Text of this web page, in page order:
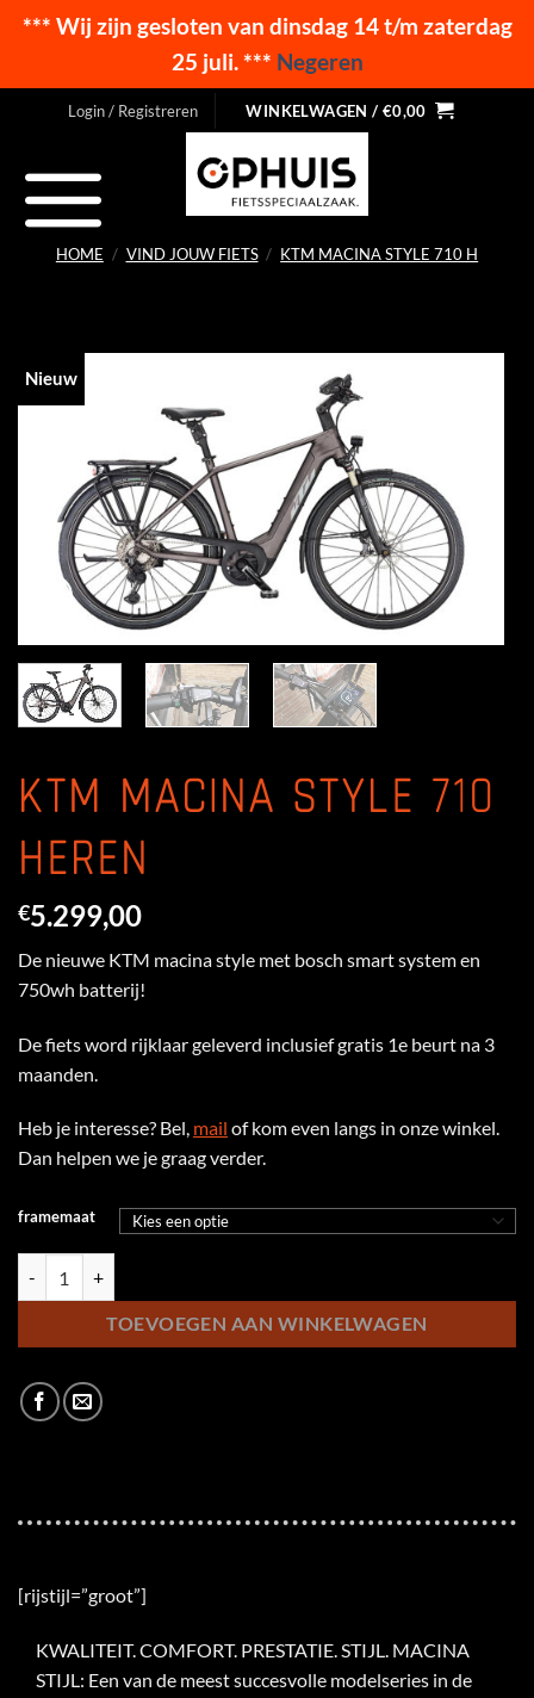
*** Wij zijn gesloten van dinsdag 14 t/m zaterdag
25 juli. *** Negeren
Login / Registreren WINKELWAGEN / €0,00
HOME / VIND JOUW FIETS / KTM MACINA STYLE 710 H
Nieuw
KTM MACINA STYLE 710
HEREN
€5.299,00
De nieuwe KTM macina style met bosch smart system en
750wh batterij!
De fiets word rijklaar geleverd inclusief gratis 1e beurt na 3
maanden.
Heb je interesse? Bel, mail of kom even langs in onze winkel.
Dan helpen we je graag verder.
framemaat
TOEVOEGEN AAN WINKELWAGEN
[rijstijl=”groot”]
KWALITEIT.COMFORT. PRESTATIE.STIJL. MACINA
STIJL: Een van de meest succesvolle modelseries in de